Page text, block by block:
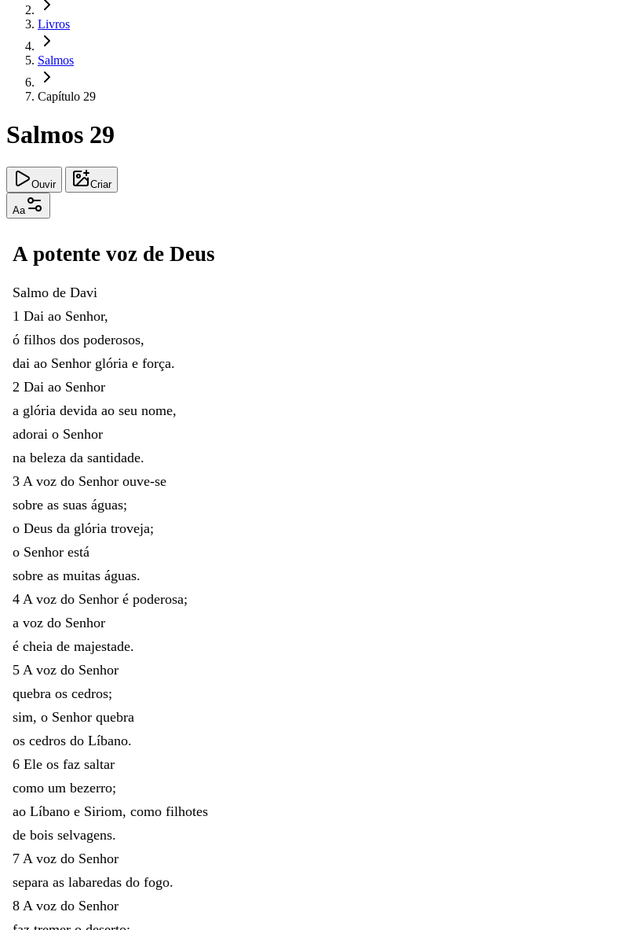
Livros
Salmos
Capítulo 29
Salmos 29
Ouvir Criar
Aa
A potente voz de Deus
Salmo de Davi
1 Dai ao Senhor,
ó filhos dos poderosos,
dai ao Senhor glória e força.
2 Dai ao Senhor
a glória devida ao seu nome,
adorai o Senhor
na beleza da santidade.
3 A voz do Senhor ouve-se
sobre as suas águas;
o Deus da glória troveja;
o Senhor está
sobre as muitas águas.
4 A voz do Senhor é poderosa;
a voz do Senhor
é cheia de majestade.
5 A voz do Senhor
quebra os cedros;
sim, o Senhor quebra
os cedros do Líbano.
6 Ele os faz saltar
como um bezerro;
ao Líbano e Siriom, como filhotes
de bois selvagens.
7 A voz do Senhor
separa as labaredas do fogo.
8 A voz do Senhor